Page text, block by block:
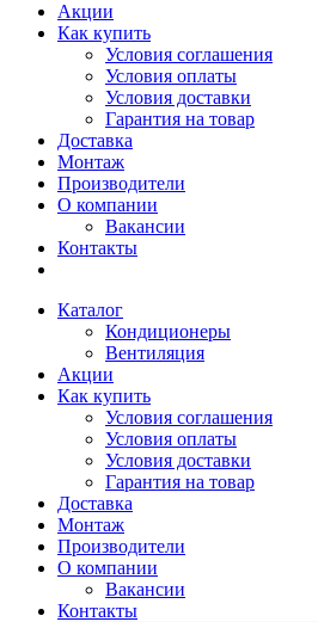
Акции
Как купить
Условия соглашения
Условия оплаты
Условия доставки
Гарантия на товар
Доставка
Монтаж
Производители
О компании
Вакансии
Контакты
Каталог
Кондиционеры
Вентиляция
Акции
Как купить
Условия соглашения
Условия оплаты
Условия доставки
Гарантия на товар
Доставка
Монтаж
Производители
О компании
Вакансии
Контакты